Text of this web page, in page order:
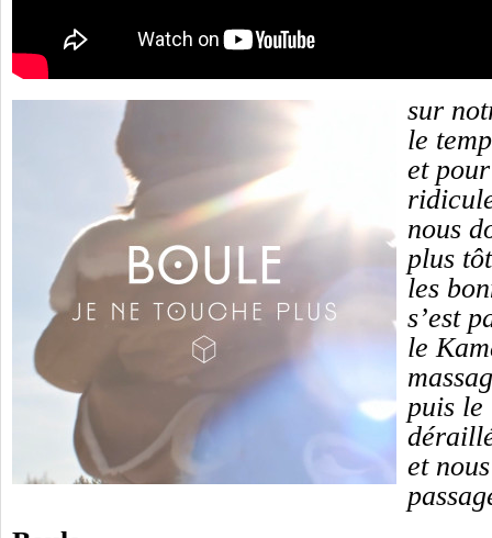
sur
le
et
nous
plus tôt
les
s’est
le
puis
et